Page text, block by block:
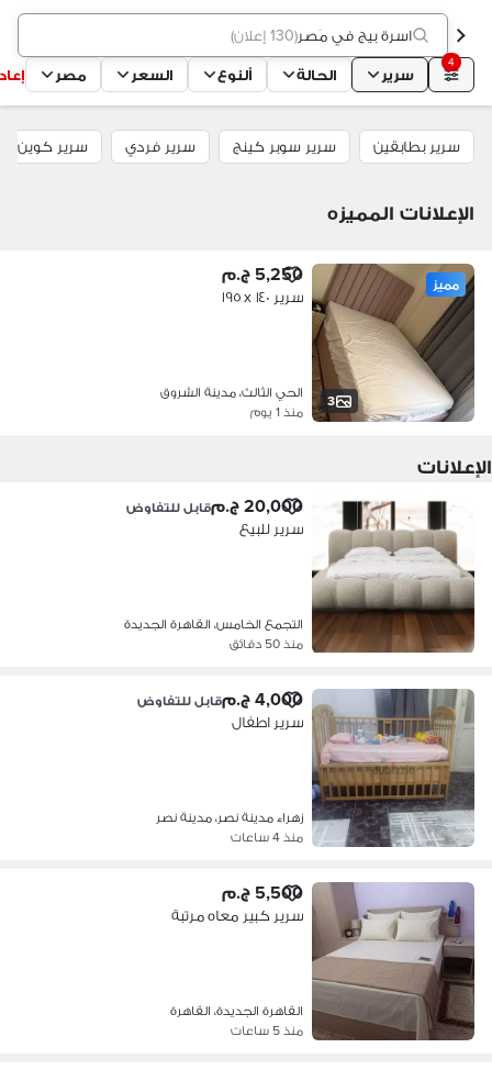
اسرة بيج في مَصر(130 إعلان )
4
سرير الحالة ألنوع السعر مصر
سرير بطابقين سرير سوبر كينج سرير فردي سرير كوين
الإعلانات المميزه
3
مميز 5,250 ج.م
سرير ١٤٠ x ١٩٥
الحي الثالث، مدينة الشروق
منذ 1 يوم
الإعلانات
20,000 ج.م قابل للتفاوض
سرير للبيع
التجمع الخامس، القاهرة الجديدة
منذ 50 دقائق
4,000 ج.م قابل للتفاوض
سرير اطفال
زهراء مدينة نصر، مدينة نصر
منذ 4 ساعات
5,500 ج.م
سرير كبير معاه مرتبة
القاهرة الجديدة، القاهرة
منذ 5 ساعات